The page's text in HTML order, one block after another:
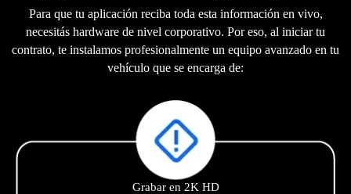
Para que tu aplicación reciba toda esta información en vivo,
necesitás hardware de nivel corporativo. Por eso, al iniciar tu
contrato, te instalamos profesionalmente un equipo avanzado en tu
vehículo que se encarga de:
Grabar en 2K HD